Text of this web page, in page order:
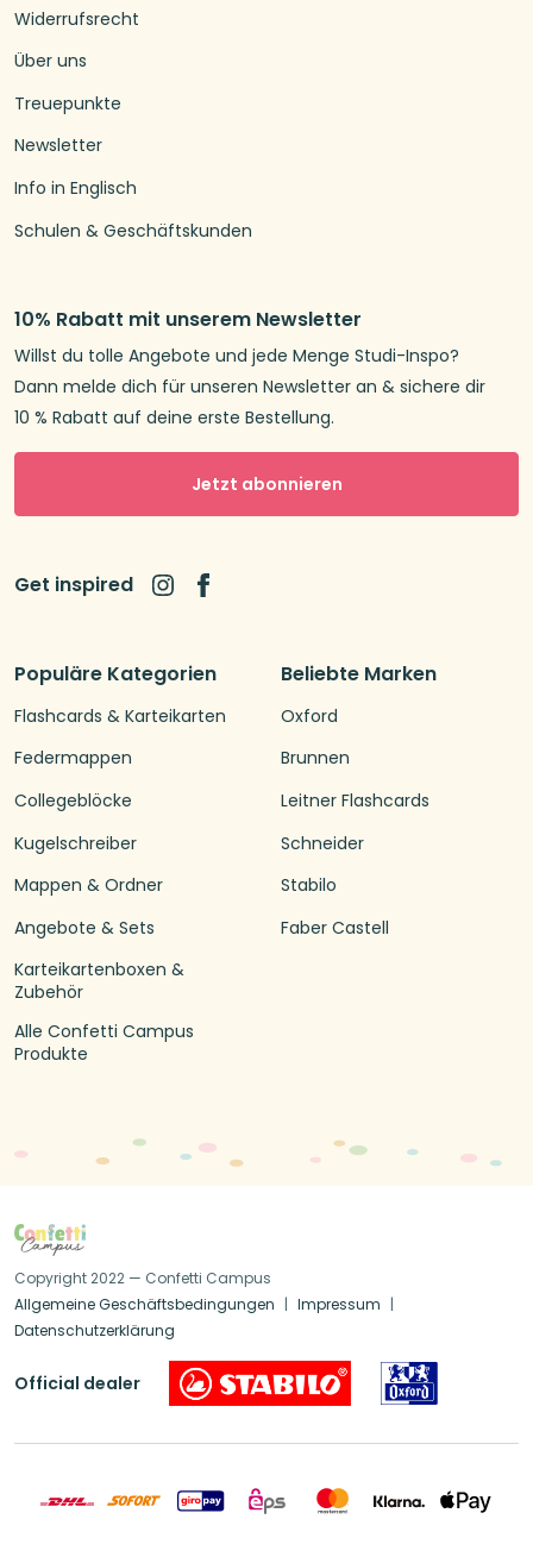
Populäre Kategorien
Flashcards & Karteikarten
Federmappen
Collegeblöcke
Kugelschreiber
Mappen & Ordner
Angebote & Sets
Karteikartenboxen &
Zubehör
Alle Confetti Campus
Produkte
Beliebte Marken
Oxford
Brunnen
Leitner Flashcards
Schneider
Stabilo
Faber Castell
Widerrufsrecht
Über uns
Treuepunkte
Newsletter
Info in Englisch
Schulen & Geschäftskunden
10% Rabatt mit unserem Newsletter
Willst du tolle Angebote und jede Menge Studi-Inspo?
Dann melde dich für unseren Newsletter an & sichere dir
10 % Rabatt auf deine erste Bestellung.
Jetzt abonnieren
Get inspired
Copyright 2022 — Confetti Campus
Allgemeine Geschäftsbedingungen
Impressum
Datenschutzerklärung
Official dealer